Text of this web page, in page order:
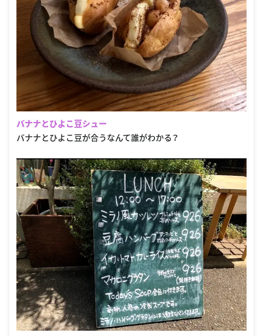
バナナとひよこ豆シュー
バナナとひよこ豆が合うなんて誰がわかる？